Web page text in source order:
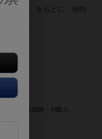
の評価」をもとに、傾向
。